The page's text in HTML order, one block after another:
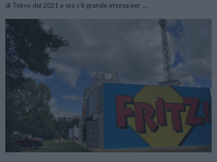
VIEW POST
di Tokyo del 2021 e ora c’è grande attesa per …